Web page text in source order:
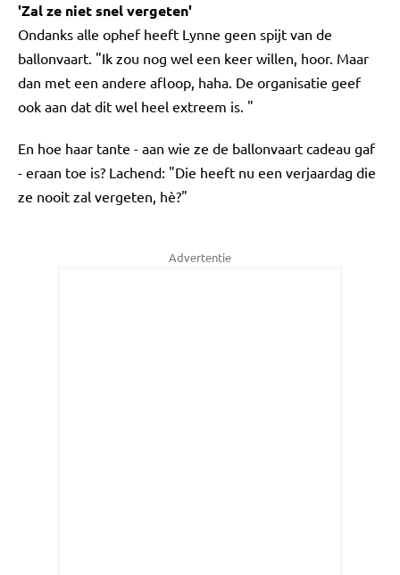
'Zal ze niet snel vergeten'
Ondanks alle ophef heeft Lynne geen spijt van de
ballonvaart. "Ik zou nog wel een keer willen, hoor. Maar
dan met een andere afloop, haha. De organisatie geef
ook aan dat dit wel heel extreem is. "
En hoe haar tante - aan wie ze de ballonvaart cadeau gaf
- eraan toe is? Lachend: "Die heeft nu een verjaardag die
ze nooit zal vergeten, hè?"
Advertentie